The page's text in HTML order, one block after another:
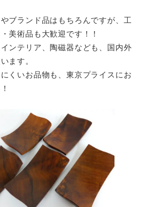
ブランド品はもちろんですが、工
美術品も大歓迎です！！
ンテリア、陶磁器なども、国内外
ます。
くいお品物も、東京プライスにお